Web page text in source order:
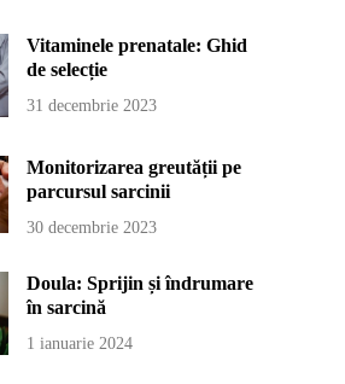
Vitaminele prenatale: Ghid
de selecție
31 decembrie 2023
Monitorizarea greutății pe
parcursul sarcinii
30 decembrie 2023
Doula: Sprijin și îndrumare
în sarcină
1 ianuarie 2024